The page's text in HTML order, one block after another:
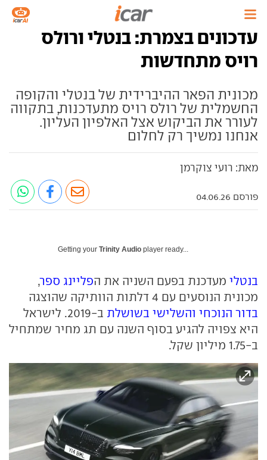
עדכונים בצמרת: בנטלי ורולס
רויס מתחדשות
מכונית הפאר ההיברידית של בנטלי והקופה
החשמלית של רולס רויס מתעדכנות, בתקווה
לעורר את הביקוש אצל האלפיון העליון.
אנחנו נמשיך רק לחלום
מאת: רועי צוקרמן
פורסם 04.06.26
Getting your Trinity Audio player ready...
בנטלי מעדכנת בפעם השניה את הפליינג ספר,
מכונית הנוסעים עם 4 דלתות הוותיקה שהוצגה
בדור הנוכחי והשלישי בשושלת
ב-2019. לישראל
היא צפויה להגיע בסוף השנה עם תג מחיר שמתחיל
ב-1.75 מיליון שקל.